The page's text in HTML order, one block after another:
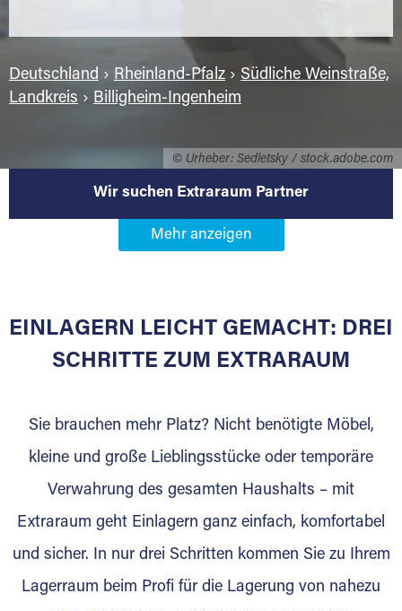
© Urheber: Sedletsky / stock.adobe.com
Deutschland › Rheinland-Pfalz › Südliche Weinstraße,
Landkreis › Billigheim-Ingenheim
Wir suchen Extraraum Partner
Werden Sie Extraraum Partner in
Sie bieten Kunden Lagerraum zur Miete, der
für die Einlagerung von Umzugsgut gebaut
Lagerkunden und Vermietungen.
Ihre Vorteile als Extraraum Partner:
Marktgerechte Preise
Digitale Buchungsplattform
Gewinnung von Neukunden
EINLAGERN LEICHT GEMACHT: DREI
SCHRITTE ZUM EXTRARAUM
Sie brauchen mehr Platz? Nicht benötigte Möbel,
kleine und große Lieblingsstücke oder temporäre
Verwahrung des gesamten Haushalts – mit
Extraraum geht Einlagern ganz einfach, komfortabel
und sicher. In nur drei Schritten kommen Sie zu Ihrem
Lagerraum beim Profi für die Lagerung von nahezu